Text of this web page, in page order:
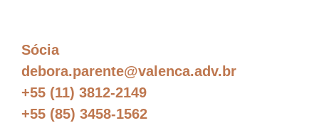
Sócia
debora.parente@valenca.adv.br
+55 (11) 3812-2149
+55 (85) 3458-1562